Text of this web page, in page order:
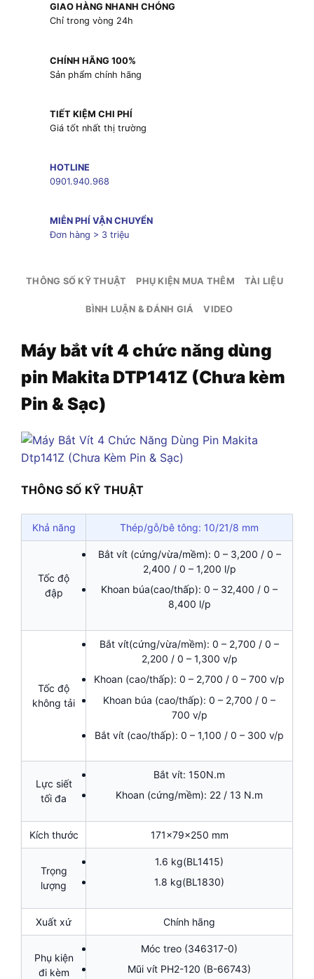
GIAO HÀNG NHANH CHÓNG
Chỉ trong vòng 24h
CHÍNH HÃNG 100%
Sản phẩm chính hãng
TIẾT KIỆM CHI PHÍ
Giá tốt nhất thị trường
HOTLINE
0901.940.968
MIỄN PHÍ VẬN CHUYỂN
Đơn hàng > 3 triệu
THÔNG SỐ KỸ THUẬT PHỤ KIỆN MUA THÊM TÀI LIỆU
BÌNH LUẬN & ĐÁNH GIÁ VIDEO
Máy bắt vít 4 chức năng dùng
pin Makita DTP141Z (Chưa kèm
Pin & Sạc)
THÔNG SỐ KỸ THUẬT
Khả năng Thép/gỗ/bê tông: 10/21/8 mm
Tốc độ
đập
Bắt vít (cứng/vừa/mềm): 0 – 3,200 / 0 –
2,400 / 0 – 1,200 l/p
Khoan búa(cao/thấp): 0 – 32,400 / 0 –
8,400 l/p
Tốc độ
không tải
Bắt vít(cứng/vừa/mềm): 0 – 2,700 / 0 –
2,200 / 0 – 1,300 v/p
Khoan (cao/thấp): 0 – 2,700 / 0 – 700 v/p
Khoan búa (cao/thấp): 0 – 2,700 / 0 –
700 v/p
Bắt vít (cao/thấp): 0 – 1,100 / 0 – 300 v/p
Lực siết
tối đa
Bắt vít: 150N.m
Khoan (cứng/mềm): 22 / 13 N.m
Kích thước 171x79x250 mm
Trọng
lượng
1.6 kg(BL1415)
1.8 kg(BL1830)
Xuất xứ Chính hãng
Phụ kiện
đi kèm
Móc treo (346317-0)
Mũi vít PH2-120 (B-66743)